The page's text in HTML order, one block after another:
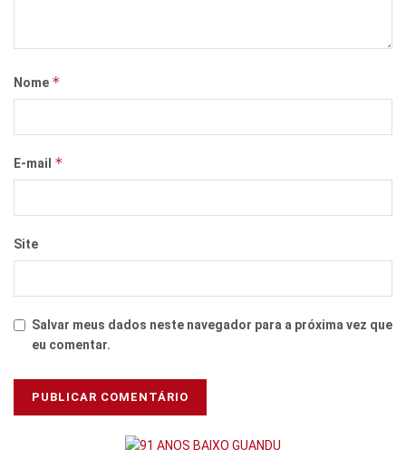
Nome *
E-mail *
Site
Salvar meus dados neste navegador para a próxima vez que
eu comentar.